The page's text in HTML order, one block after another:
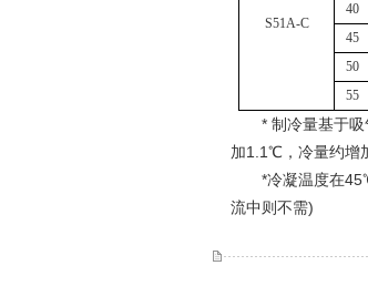
S51A-C
40
45
50
55
* 制冷量基于吸
加1.1℃，冷量约增
*冷凝温度在45℃
流中则不需)